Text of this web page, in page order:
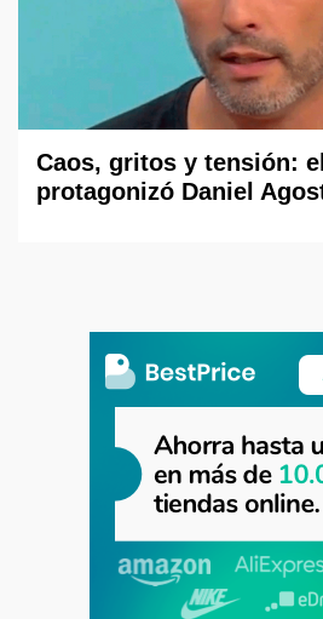
Caos, gritos y tensión:
protagonizó Daniel